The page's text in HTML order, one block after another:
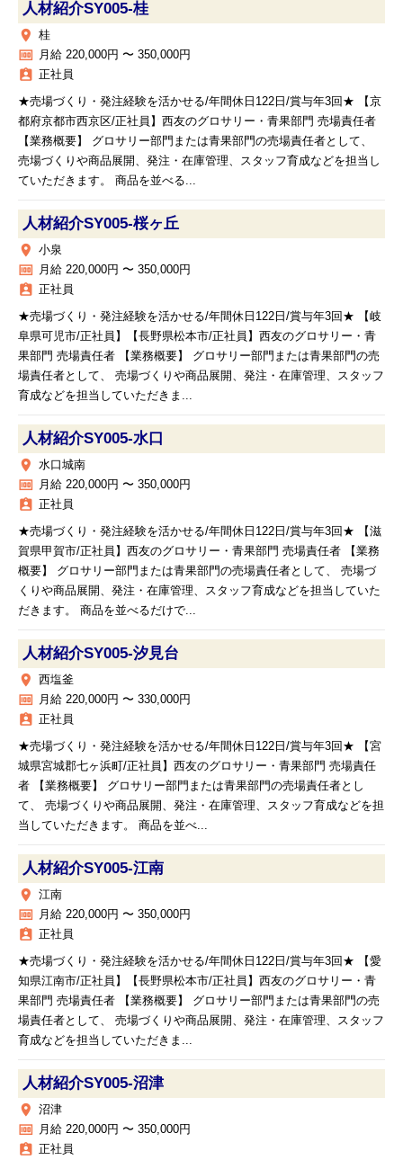
人材紹介SY005‐桂
place 桂
money 月給 220,000円 〜 350,000円
assignment_ind 正社員
★売場づくり・発注経験を活かせる/年間休日122日/賞与年3回★ 【京
都府京都市西京区/正社員】西友のグロサリー・青果部門 売場責任者
【業務概要】 グロサリー部門または青果部門の売場責任者として、
売場づくりや商品展開、発注・在庫管理、スタッフ育成などを担当し
ていただきます。 商品を並べる...
人材紹介SY005‐桜ヶ丘
place 小泉
money 月給 220,000円 〜 350,000円
assignment_ind 正社員
★売場づくり・発注経験を活かせる/年間休日122日/賞与年3回★ 【岐
阜県可児市/正社員】【長野県松本市/正社員】西友のグロサリー・青
果部門 売場責任者 【業務概要】 グロサリー部門または青果部門の売
場責任者として、 売場づくりや商品展開、発注・在庫管理、スタッフ
育成などを担当していただきま...
人材紹介SY005‐水口
place 水口城南
money 月給 220,000円 〜 350,000円
assignment_ind 正社員
★売場づくり・発注経験を活かせる/年間休日122日/賞与年3回★ 【滋
賀県甲賀市/正社員】西友のグロサリー・青果部門 売場責任者 【業務
概要】 グロサリー部門または青果部門の売場責任者として、 売場づ
くりや商品展開、発注・在庫管理、スタッフ育成などを担当していた
だきます。 商品を並べるだけで...
人材紹介SY005‐汐見台
place 西塩釜
money 月給 220,000円 〜 330,000円
assignment_ind 正社員
★売場づくり・発注経験を活かせる/年間休日122日/賞与年3回★ 【宮
城県宮城郡七ヶ浜町/正社員】西友のグロサリー・青果部門 売場責任
者 【業務概要】 グロサリー部門または青果部門の売場責任者とし
て、 売場づくりや商品展開、発注・在庫管理、スタッフ育成などを担
当していただきます。 商品を並べ...
人材紹介SY005‐江南
place 江南
money 月給 220,000円 〜 350,000円
assignment_ind 正社員
★売場づくり・発注経験を活かせる/年間休日122日/賞与年3回★ 【愛
知県江南市/正社員】【長野県松本市/正社員】西友のグロサリー・青
果部門 売場責任者 【業務概要】 グロサリー部門または青果部門の売
場責任者として、 売場づくりや商品展開、発注・在庫管理、スタッフ
育成などを担当していただきま...
人材紹介SY005‐沼津
place 沼津
money 月給 220,000円 〜 350,000円
assignment_ind 正社員